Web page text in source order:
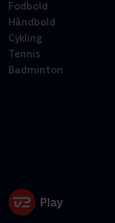
Fodbold
Håndbold
Cykling
Tennis
Badminton